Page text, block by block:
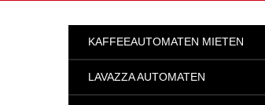
KAFFEEAUTOMATEN MIETEN
LAVAZZA AUTOMATEN